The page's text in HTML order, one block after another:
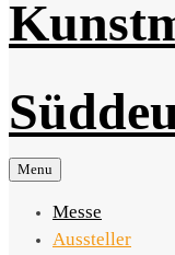
Menu
Messe
Aussteller